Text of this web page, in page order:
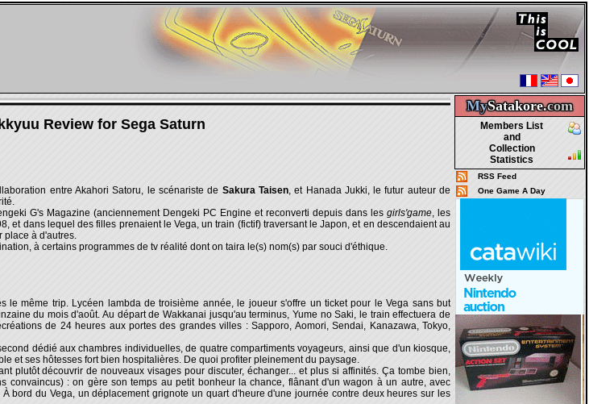
MySatakore.com
Members List
and
Collection
Statistics
RSS Feed
One Game A Day
Review for Sega Saturn
entre Akahori Satoru, le scénariste de Sakura Taisen, et Hanada Jukki, le futur auteur de
G's Magazine (anciennement Dengeki PC Engine et reconverti depuis dans les girls'game, les
et dans lequel des filles prenaient le Vega, un train (fictif) traversant le Japon, et en descendaient au
place à d'autres.
à certains programmes de tv réalité dont on taira le(s) nom(s) par souci d'éthique.
le même trip. Lycéen lambda de troisième année, le joueur s'offre un ticket pour le Vega sans but
du mois d'août. Au départ de Wakkanai jusqu'au terminus, Yume no Saki, le train effectuera de
de 24 heures aux portes des grandes villes : Sapporo, Aomori, Sendai, Kanazawa, Tokyo,
dédié aux chambres individuelles, de quatre compartiments voyageurs, ainsi que d'un kiosque,
et ses hôtesses fort bien hospitalières. De quoi profiter pleinement du paysage.
plutôt découvrir de nouveaux visages pour discuter, échanger... et plus si affinités. Ça tombe bien,
convaincus) : on gère son temps au petit bonheur la chance, flânant d'un wagon à un autre, avec
bord du Vega, un déplacement grignote un quart d'heure d'une journée contre deux heures sur les